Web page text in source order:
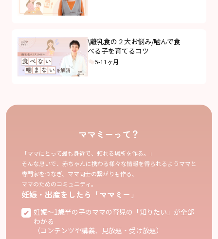
\離乳食の２大お悩み/噛んで食
べる子を育てるコツ
5-11ヶ月
ママミーって？
「ママにとって最も身近で、頼れる場所を作る。」
そんな思いで、赤ちゃんに携わる様々な情報を得られるようママと
専門家をつなぎ、ママ同士の繋がりも作る、
ママのためのコミュニティ。
妊娠・出産をしたら「ママミー」
妊娠〜1歳半の子のママの育児の「知りたい」が全部
わかる
（コンテンツや講義、見放題・受け放題）